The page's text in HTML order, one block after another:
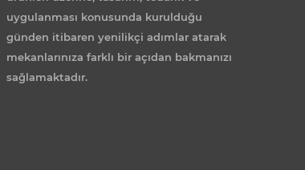
uygulanması konusunda kurulduğu
günden itibaren yenilikçi adımlar atarak
mekanlarınıza farklı bir açıdan bakmanızı
sağlamaktadır.